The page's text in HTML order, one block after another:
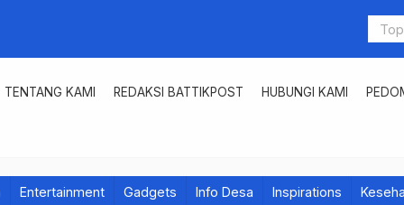
TENTANG KAMI REDAKSI BATTIKPOST HUBUNGI KAMI
Entertainment Gadgets Info Desa Inspirations